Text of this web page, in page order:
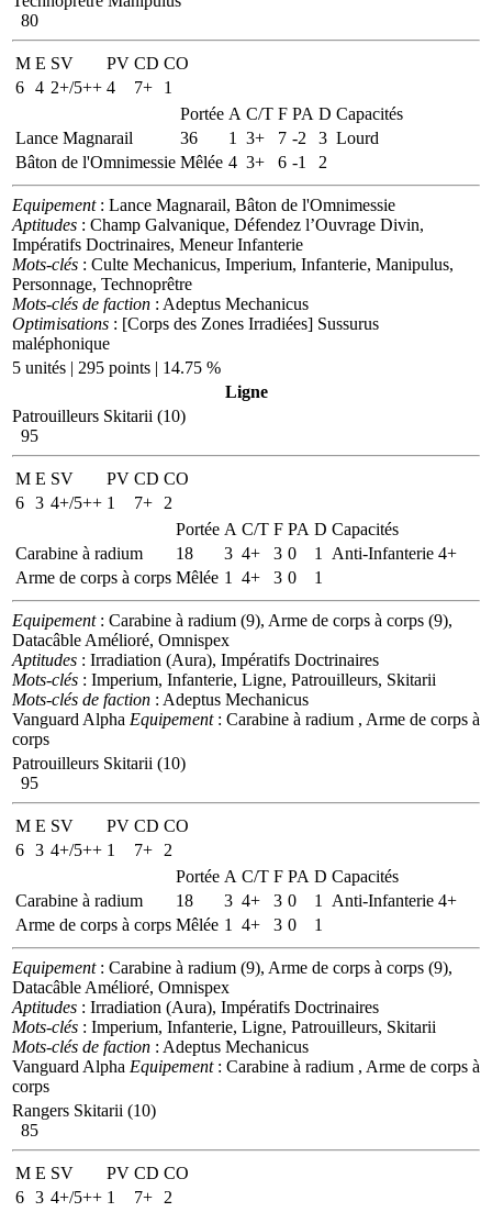
80
M E SV PV CD CO
6 4 2+/5++ 4 7+
1
Portée A C/T F PA D Capacités
Lance Magnarail
36 1 3+ 7 -2 3 Lourd
Bâton de l'Omnimessie Mêlée 4 3+ 6 -1 2
Equipement: Lance Magnarail, Bâton de l'Omnimessie
Aptitudes : Champ Galvanique, Défendez l’Ouvrage Divin,
Impératifs Doctrinaires, Meneur Infanterie
Mots-clés : Culte Mechanicus, Imperium, Infanterie, Manipulus,
Personnage, Technoprêtre
Mots-clés de faction : Adeptus Mechanicus
Optimisations : [Corps des Zones Irradiées] Sussurus
maléphonique
5 unités | 295 points | 14.75 %
Ligne
Patrouilleurs Skitarii (10)
95
M E SV PV CD CO
6 3 4+/5++ 1 7+
2
Portée A C/T F PA D Capacités
Carabine à radium
18 3 4+ 3 0 1
Anti-Infanterie 4+
Arme de corps à corps Mêlée 1 4+ 3 0 1
Equipement: Carabine à radium (9), Arme de corps à corps (9),
Datacâble Amélioré, Omnispex
Aptitudes : Irradiation (Aura), Impératifs Doctrinaires
Mots-clés : Imperium, Infanterie, Ligne, Patrouilleurs, Skitarii
Mots-clés de faction : Adeptus Mechanicus
Vanguard Alpha Equipement: Carabine à radium , Arme de corps à
corps
Patrouilleurs Skitarii (10)
95
M E SV PV CD CO
6 3 4+/5++ 1 7+
2
Portée A C/T F PA D Capacités
Carabine à radium
18 3 4+ 3 0 1
Anti-Infanterie 4+
Arme de corps à corps Mêlée 1 4+ 3 0 1
Equipement: Carabine à radium (9), Arme de corps à corps (9),
Datacâble Amélioré, Omnispex
Aptitudes : Irradiation (Aura), Impératifs Doctrinaires
Mots-clés : Imperium, Infanterie, Ligne, Patrouilleurs, Skitarii
Mots-clés de faction : Adeptus Mechanicus
Vanguard Alpha Equipement: Carabine à radium , Arme de corps à
corps
Rangers Skitarii (10)
85
M E SV PV CD CO
6 3 4+/5++ 1 7+
2